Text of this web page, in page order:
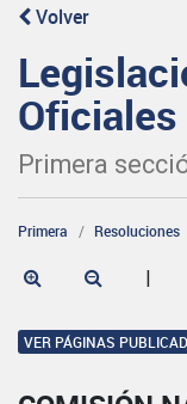
Volver
Oficiales
Primera
Primera Resoluciones
|
VER PÁGINAS